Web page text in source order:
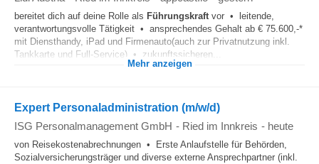
bereitet dich auf deine Rolle als Führungskraftvor • leitende,
verantwortungsvolle Tätigkeit • ansprechendes Gehalt ab € 75.600,-*
mit Diensthandy, iPad und Firmenauto(auch zur Privatnutzung inkl.
Tankkarte und Full-Service) • zukunftssicheren...
Mehr anzeigen
Expert Personaladministration (m/w/d)
ISG Personalmanagement GmbH - Ried im Innkreis - heute
von Reisekostenabrechnungen • Erste Anlaufstelle für Behörden,
Sozialversicherungsträger und diverse externe Ansprechpartner (inkl.